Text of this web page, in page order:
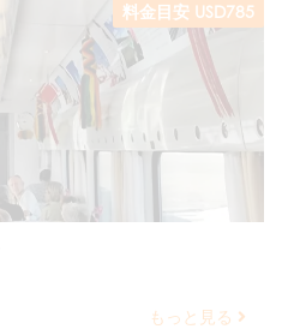
料金目安 USD785
もっと見る